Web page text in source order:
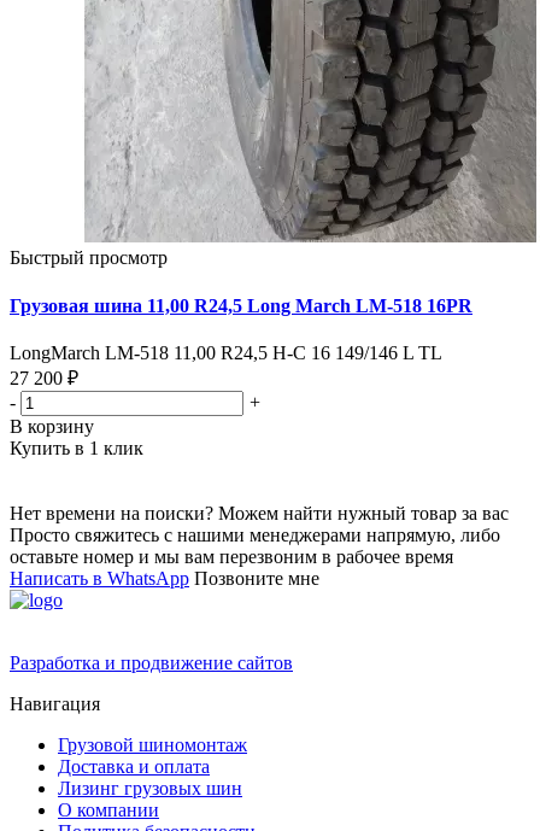
Быстрый просмотр
Грузовая шина 11,00 R24,5 Long March LM-518 16PR
LongMarch LM-518 11,00 R24,5 Н-С 16 149/146 L TL
27 200 ₽
-
+
В корзину
Купить в 1 клик
Нет времени на поиски? Можем найти нужный товар за вас
Просто свяжитесь с нашими менеджерами напрямую, либо
оставьте номер и мы вам перезвоним в рабочее время
Написать в WhatsApp Позвоните мне
Разработка и продвижение сайтов
Навигация
Грузовой шиномонтаж
Доставка и оплата
Лизинг грузовых шин
О компании